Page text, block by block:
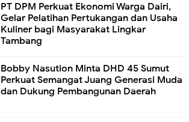
PT DPM Perkuat Ekonomi Warga Dairi,
Gelar Pelatihan Pertukangan dan Usaha
Kuliner bagi Masyarakat Lingkar
Tambang
Bobby Nasution Minta DHD 45 Sumut
Perkuat Semangat Juang Generasi Muda
dan Dukung Pembangunan Daerah